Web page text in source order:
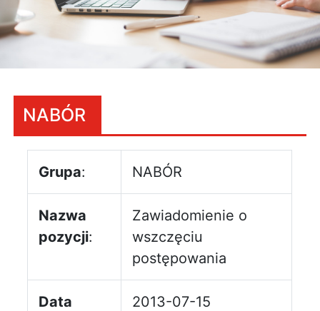
NABÓR
Grupa: NABÓR
Nazwa
pozycji:
Zawiadomienie o
wszczęciu
postępowania
Data
2013-07-15